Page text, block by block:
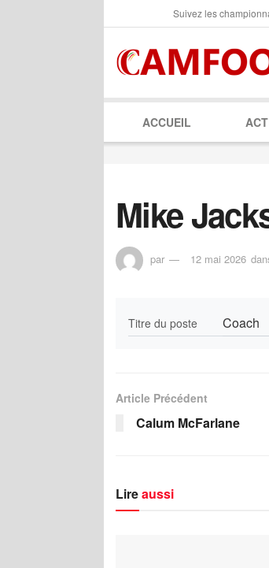
Suivez les
ACCUEIL
Mike
par 12 mai 2026
Titre du poste Coach
Article Précédent
Calum McFarlane
Lireaussi